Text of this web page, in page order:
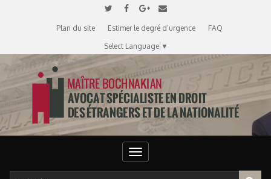
Plan du site Estimer le degré d’urgence
FAQ
Select Language ▼
Toggle
navigation